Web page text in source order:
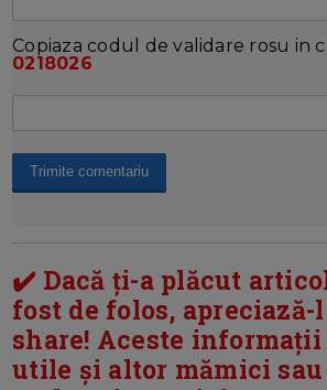
Copiaza codul de validare rosu in
0218026
✔️ Dacă ți-a plăcut
fost de folos, apreciază-
share! Aceste
utile și altor mămici